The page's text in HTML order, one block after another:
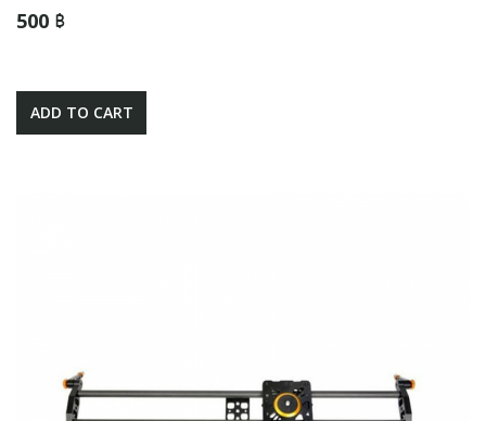
500 ฿
ADD TO CART